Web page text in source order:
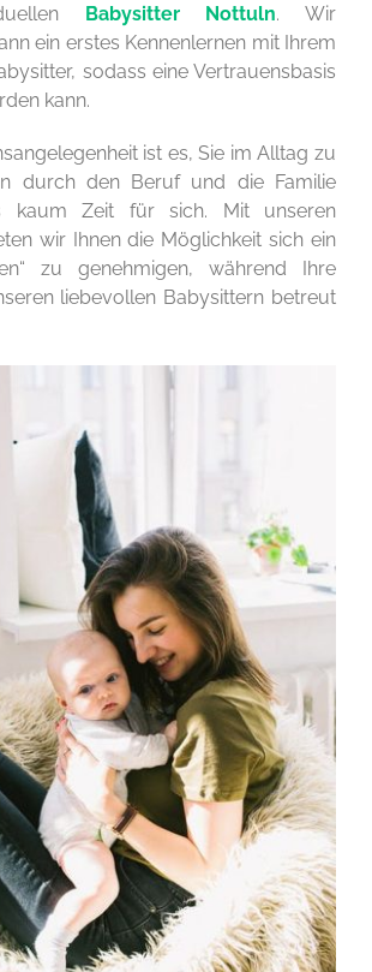
Babysitter Nottuln. Wir
ein erstes Kennenlernen mit Ihrem
sodass eine Vertrauensbasis
kann.
ist es, Sie im Alltag zu
durch den Beruf und die Familie
kaum Zeit für sich. Mit unseren
wir Ihnen die Möglichkeit sich ein
zu genehmigen, während Ihre
liebevollen Babysittern betreut